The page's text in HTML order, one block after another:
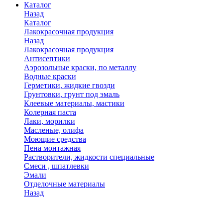
Каталог
Назад
Каталог
Лакокрасочная продукция
Назад
Лакокрасочная продукция
Антисептики
Аэрозольные краски, по металлу
Водные краски
Герметики, жидкие гвозди
Грунтовки, грунт под эмаль
Клеевые материалы, мастики
Колерная паста
Лаки, морилки
Масленые, олифа
Моющие средства
Пена монтажная
Растворители, жидкости специальные
Смеси , шпатлевки
Эмали
Отделочные материалы
Назад